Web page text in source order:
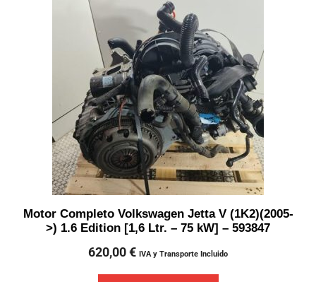
Motor Completo Volkswagen Jetta V (1K2)(2005-
>) 1.6 Edition [1,6 Ltr. – 75 kW] – 593847
620,00€ IVA y Transporte Incluido